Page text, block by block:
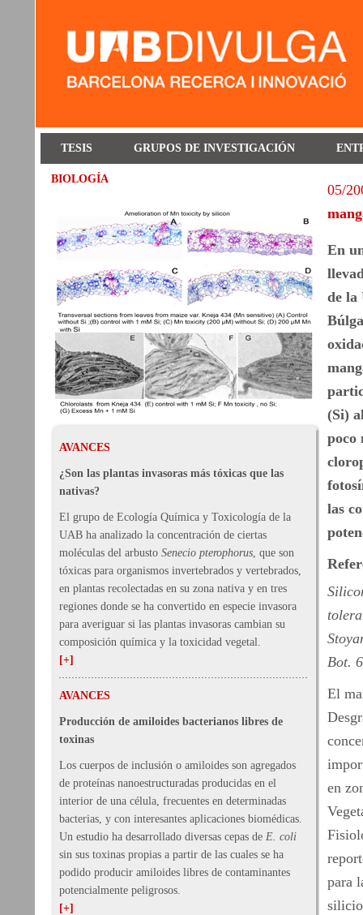
TESIS GRUPOS DE INVESTIGACIÓN
BIOLOGÍA
AVANCES
¿Son las plantas invasoras más tóxicas que las
nativas?
El grupo de Ecología Química y Toxicología de la
UAB ha analizado la concentración de ciertas
moléculas del arbusto Senecio pterophorus, que son
tóxicas para organismos invertebrados y vertebrados,
en plantas recolectadas en su zona nativa y en tres
regiones donde se ha convertido en especie invasora
para averiguar si las plantas invasoras cambian su
composición química y la toxicidad vegetal.
[+]
AVANCES
Producción de amiloides bacterianos libres de
toxinas
Los cuerpos de inclusión o amiloides son agregados
de proteínas nanoestructuradas producidas en el
interior de una célula, frecuentes en determinadas
bacterias, y con interesantes aplicaciones biomédicas.
Un estudio ha desarrollado diversas cepas de E. coli
sin sus toxinas propias a partir de las cuales se ha
podido producir amiloides libres de contaminantes
potencialmente peligrosos.
[+]
05/
En
de la
(Si)
poco
las
Bot.
El
en
para
silicio